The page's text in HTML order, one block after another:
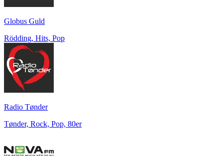
Globus Guld
Rödding, Hits, Pop
Radio Tønder
Tønder, Rock, Pop, 80er